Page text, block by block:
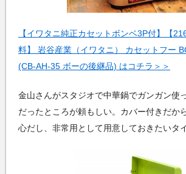
【イワタニ純正カセットボンベ3P付】【
料】 岩谷産業（イワタニ） カセットフー
(CB-AH-35 ボーの後継品) はコチラ＞＞
金山さんがスタジオで中華鍋でガンガン使
だったところが頼もしい。カバー付きだか
心だし、非常用として用意しておきたいタ